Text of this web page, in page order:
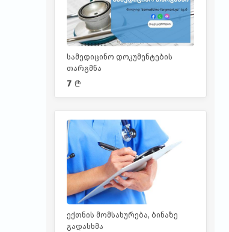
სამედიცინო დოკუმენტების
თარგმნა
7 l
ექთნის მომსახურება, ბინაზე
გადასხმა